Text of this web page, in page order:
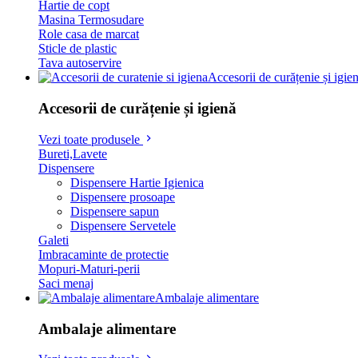
Hartie de copt
Masina Termosudare
Role casa de marcat
Sticle de plastic
Tava autoservire
Accesorii de curățenie și
Accesorii de curățenie și igienă
Vezi toate produsele
Bureti,Lavete
Dispensere
Dispensere Hartie Igienica
Dispensere prosoape
Dispensere sapun
Dispensere Servetele
Galeti
Imbracaminte de protectie
Mopuri-Maturi-perii
Saci menaj
Ambalaje alimentare
Ambalaje alimentare